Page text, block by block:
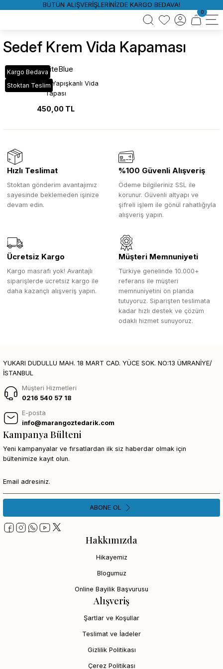
BÜTÜN ALIŞVERİŞLERİNİZDE KARGO BEDAVA!
0
Sedef Krem Vida Kapaması
Kargo Bedava
Stoktan Teslim
WhiteBlue
Sedef Krem Yapışkanlı Vida
Tapası
450,00 TL
Hızlı Teslimat
Stoktan gönderim avantajımız
sayesinde beklemeden işinize
devam edin.
%100 Güvenli Alışveriş
Ödeme bilgileriniz SSL ile
korunur. Güvenli altyapı ve
şifreli işlem ile gönül rahatlığıyla
alışveriş yapın.
Ücretsiz Kargo
Kargo masrafı yok! Avantajlı
siparişlerde ücretsiz kargo ile
daha kazançlı alışveriş yapın.
Müşteri Memnuniyeti
Türkiye genelinde 10.000+
referans ile müşteri
memnuniyetini ön planda
tutuyoruz. Siparişten teslimata
kadar hızlı destek ve çözüm
odaklı hizmet sunuyoruz.
YUKARI DUDULLU MAH. 18 MART CAD. YÜCE SOK. NO:13 ÜMRANİYE/
İSTANBUL
Müşteri Hizmetleri
0216 540 57 18
E-posta
info@marangoztedarik.com
Hakkımızda
Hikayemiz
Blogumuz
Online Bayilik Başvurusu
Alışveriş
Şartlar ve Koşullar
Teslimat ve İadeler
Gizlilik Politikası
Çerez Politikası
Kampanya Bülteni
Yeni kampanyalar ve fırsatlardan ilk siz haberdar olmak için
bültenimize kayıt olun.
ABONE OL